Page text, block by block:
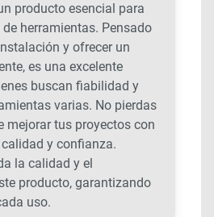
producto esencial para
herramientas. Pensado
y ofrecer un
es una excelente
buscan fiabilidad y
varias. No pierdas
mejorar tus proyectos con
y confianza.
la calidad y el
producto, garantizando
uso.